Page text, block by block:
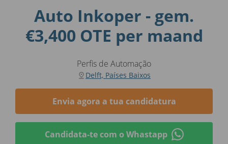
Auto Inkoper - gem.
€3,400 OTE per maand
Perfis de Automação
Delft, Países Baixos
Envia agora a tua candidatura
Candidata-te com o Whastapp